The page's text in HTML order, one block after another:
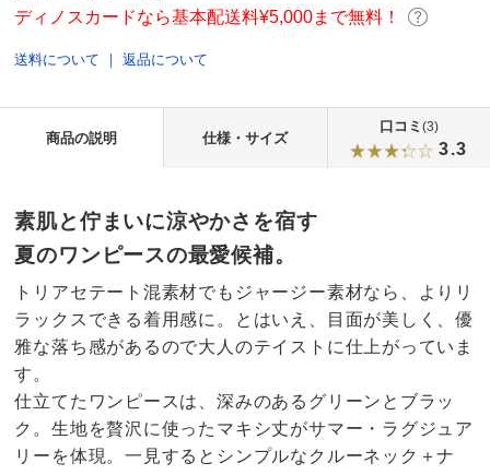
ディノスカードなら基本配送料¥5,000まで無料！
送料について ｜返品について
商品の説明 仕様・サイズ
口コミ (3)
3.3
素肌と佇まいに涼やかさを宿す
夏のワンピースの最愛候補。
トリアセテート混素材でもジャージー素材なら、よりリ
ラックスできる着用感に。とはいえ、目面が美しく、優
雅な落ち感があるので大人のテイストに仕上がっていま
す。
仕立てたワンピースは、深みのあるグリーンとブラッ
ク。生地を贅沢に使ったマキシ丈がサマー・ラグジュア
リーを体現。一見するとシンプルなクルーネック＋ナ